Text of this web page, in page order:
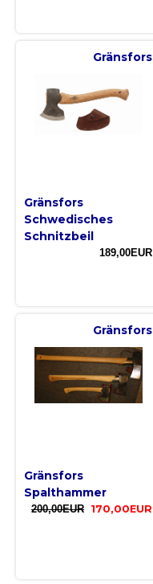
Gränsfors
Gränsfors
Schwedisches
Schnitzbeil
189,00EUR
Gränsfors
Gränsfors
Spalthammer
200,00EUR 170,00EUR